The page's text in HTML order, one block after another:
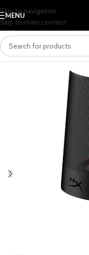
Skip to navigation
Skip to main content
MENU